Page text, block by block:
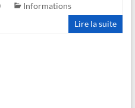
Informations
Lire la suite